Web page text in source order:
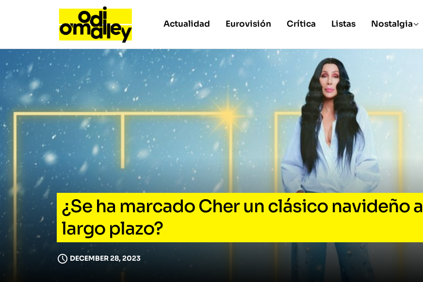
Actualidad Eurovisión Crítica Listas Nostalgia
¿Se ha marcado Cher un clásico navideño a
largo plazo?
DECEMBER 28, 2023